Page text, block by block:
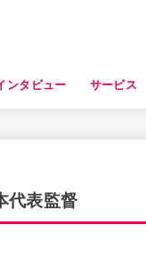
ンタビュー サービス
代表監督